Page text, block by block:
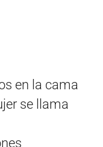
en la cama
se llama